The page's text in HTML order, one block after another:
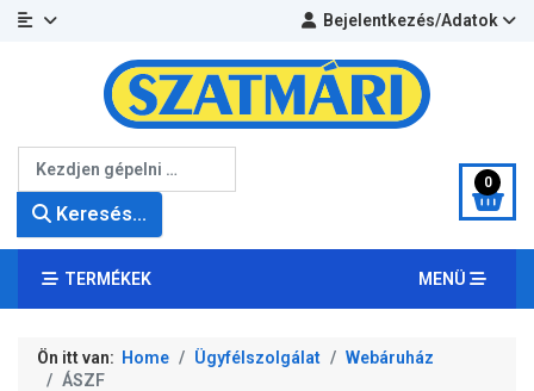
Bejelentkezés/Adatok
Keresés...
0
TERMÉKEK MENÜ
Ön itt van: Home Ügyfélszolgálat
Webáruház
ÁSZF